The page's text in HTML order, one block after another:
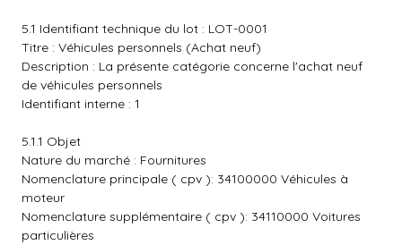
5.1 Identifiant technique du lot : LOT-0001
Titre : Véhicules personnels (Achat neuf)
Description : La présente catégorie concerne l'achat neuf
de véhicules personnels
Identifiant interne : 1
5.1.1 Objet
Nature du marché : Fournitures
Nomenclature principale ( cpv ): 34100000 Véhicules à
moteur
Nomenclature supplémentaire ( cpv ): 34110000 Voitures
particulières